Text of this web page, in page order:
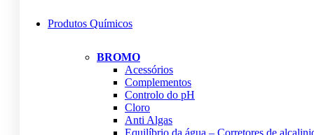
Produtos Químicos
BROMO
Acessórios
Complementos
Controlo do pH
Cloro
Anti Algas